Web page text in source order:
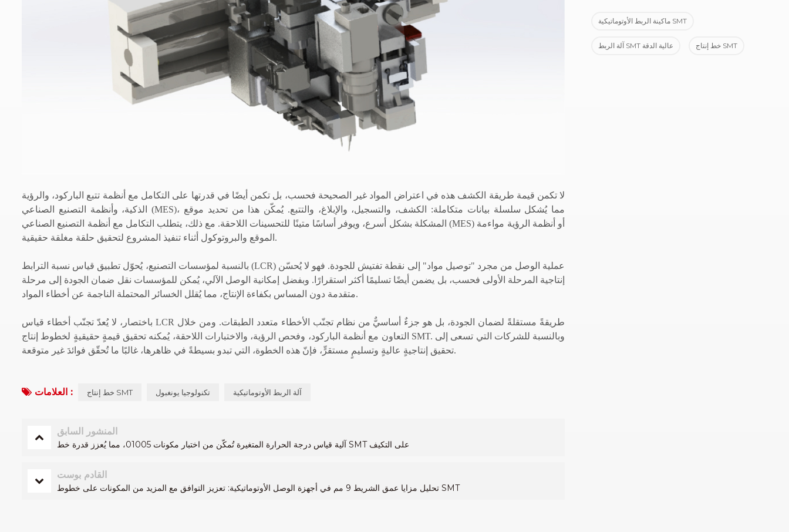
ماكينة الربط الأوتوماتيكية SMT
آلة الربط SMT عالية الدقة خط إنتاج SMT
لا تكمن قيمة طريقة الكشف هذه في اعتراض المواد غير الصحيحة فحسب، بل تكمن أيضًا في قدرتها على التكامل مع أنظمة تتبع الباركود، والرؤية
الذكية، وأنظمة التصنيع الصناعي (MES)، مما يُشكل سلسلة بيانات متكاملة: الكشف، والتسجيل، والإبلاغ، والتتبع. يُمكّن هذا من تحديد موقع
المشكلة بشكل أسرع، ويوفر أساسًا متينًا للتحسينات اللاحقة. مع ذلك، يتطلب التكامل مع أنظمة التصنيع الصناعي (MES) أو أنظمة الرؤية مواءمة
الموقع والبروتوكول أثناء تنفيذ المشروع لتحقيق حلقة مغلقة حقيقية.
بالنسبة لمؤسسات التصنيع، يُحوّل تطبيق قياس نسبة الترابط (LCR) عملية الوصل من مجرد "توصيل مواد" إلى نقطة تفتيش للجودة. فهو لا يُحسّن
إنتاجية المرحلة الأولى فحسب، بل يضمن أيضًا تسليمًا أكثر استقرارًا. وبفضل إمكانية الوصل الآلي، يُمكن للمؤسسات نقل ضمان الجودة إلى مرحلة
متقدمة دون المساس بكفاءة الإنتاج، مما يُقلل الخسائر المحتملة الناجمة عن أخطاء المواد.
باختصار، لا يُعدّ تجنّب أخطاء قياس LCR طريقةً مستقلةً لضمان الجودة، بل هو جزءٌ أساسيٌّ من نظام تجنّب الأخطاء متعدد الطبقات. ومن خلال
التعاون مع أنظمة الباركود، وفحص الرؤية، والاختبارات اللاحقة، يُمكنه تحقيق قيمةٍ حقيقيةٍ لخطوط إنتاج SMT. وبالنسبة للشركات التي تسعى إلى
تحقيق إنتاجيةٍ عاليةٍ وتسليمٍ مستقرٍّ، فإنّ هذه الخطوة، التي تبدو بسيطةً في ظاهرها، غالبًا ما تُحقّق فوائدَ غير متوقعة.
العلامات : خط إنتاج SMT تكنولوجيا يونغبول آلة الربط الأوتوماتيكية
المنشور السابق
آلية قياس درجة الحرارة المتغيرة تُمكّن من اختبار مكونات 01005، مما يُعزز قدرة خط SMT على التكيف
القادم بوست
تحليل مزايا عمق الشريط 9 مم في أجهزة الوصل الأوتوماتيكية: تعزيز التوافق مع المزيد من المكونات على خطوط SMT